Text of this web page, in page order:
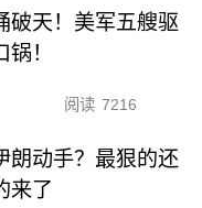
破天！美军五艘驱
！
阅读 7216
朗动手？最狠的还
来了